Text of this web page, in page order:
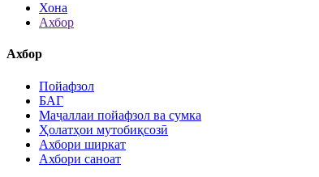
Хона
Ахбор
Ахбор
Пойафзол
БАГ
Маҷаллаи пойафзол ва сумка
Ҳолатҳои мутобиқсозӣ
Ахбори ширкат
Ахбори саноат